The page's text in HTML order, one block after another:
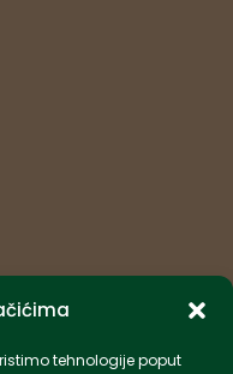
tehnologije poput